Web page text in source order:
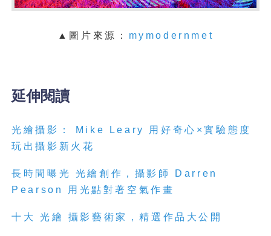
▲圖片來源： mymodernmet
延伸閱讀
光繪攝影： Mike Leary 用好奇心 ×實驗態度
玩出攝影新火花
長時間曝 光 光繪創作，攝影師
Darren
Pearson
用 光點對著空氣作畫
十大 光繪 攝影藝術家，精選作品大公開